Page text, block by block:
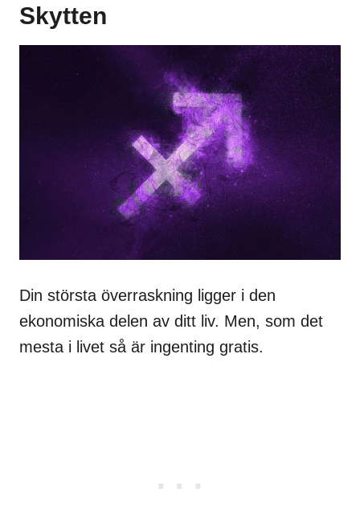
Skytten
Din största överraskning ligger i den
ekonomiska delen av ditt liv. Men, som det
mesta i livet så är ingenting gratis.